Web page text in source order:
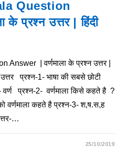
Question
के प्रश्न उत्तर | हिंदी
| वर्णमाला के प्रश्न उत्तर |
उत्तर प्रश्न-1- भाषा की सबसे छोटी
वर्ण प्रश्न-2- वर्णमाला किसे कहते है ?
वर्णमाला कहते है प्रश्न-3- श,ष.स,ह
…
25/10/2019